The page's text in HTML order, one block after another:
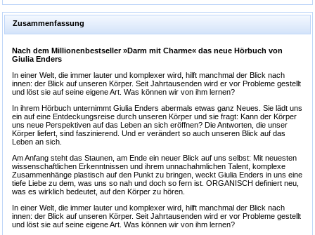
Zusammenfassung
Nach dem Millionenbestseller »Darm mit Charme« das neue Hörbuch von
Giulia Enders
In einer Welt, die immer lauter und komplexer wird, hilft manchmal der Blick nach
innen: der Blick auf unseren Körper. Seit Jahrtausenden wird er vor Probleme gestellt
und löst sie auf seine eigene Art. Was können wir von ihm lernen?
In ihrem Hörbuch unternimmt Giulia Enders abermals etwas ganz Neues. Sie lädt uns
ein auf eine Entdeckungsreise durch unseren Körper und sie fragt: Kann der Körper
uns neue Perspektiven auf das Leben an sich eröffnen? Die Antworten, die unser
Körper liefert, sind faszinierend. Und er verändert so auch unseren Blick auf das
Leben an sich.
Am Anfang steht das Staunen, am Ende ein neuer Blick auf uns selbst: Mit neuesten
wissenschaftlichen Erkenntnissen und ihrem unnachahmlichen Talent, komplexe
Zusammenhänge plastisch auf den Punkt zu bringen, weckt Giulia Enders in uns eine
tiefe Liebe zu dem, was uns so nah und doch so fern ist. ORGANISCH definiert neu,
was es wirklich bedeutet, auf den Körper zu hören.
In einer Welt, die immer lauter und komplexer wird, hilft manchmal der Blick nach
innen: der Blick auf unseren Körper. Seit Jahrtausenden wird er vor Probleme gestellt
und löst sie auf seine eigene Art. Was können wir von ihm lernen?